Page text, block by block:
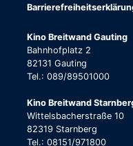
Kino Breitwand Gauting
Bahnhofplatz 2
82131 Gauting
Tel.: 089/89501000
Kino Breitwand
Wittelsbacherstraße 10
82319 Starnberg
Tel.: 08151/971800